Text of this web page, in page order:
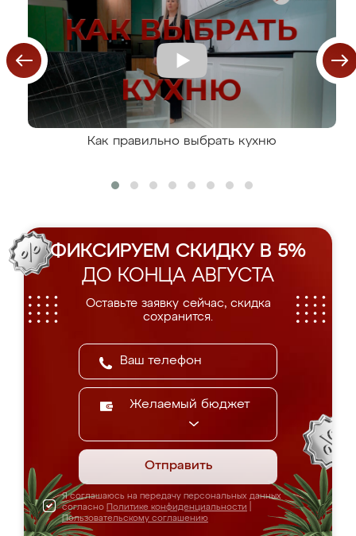
Как правильно выбрать кухню
ФИКСИРУЕМ СКИДКУ В 5%
ДО КОНЦА АВГУСТА
Оставьте заявку сейчас, скидка
сохранится.
Желаемый бюджет
Отправить
Я соглашаюсь на передачу персональных данных
согласно Политике конфиденциальности
Пользовательскому соглашению